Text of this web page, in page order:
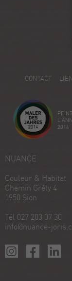
Voir le
CONTACT
2014
NUANCE
Couleur & Habitat
Chemin Grély 4
1950 Sion
Tél 027 203 07 30
info@nuance-